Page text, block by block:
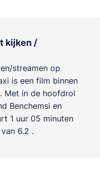
kijken /
streamen op
is een film binnen
. Met in de hoofdrol
Benchemsi en
1 uur 05 minuten
6.2 .